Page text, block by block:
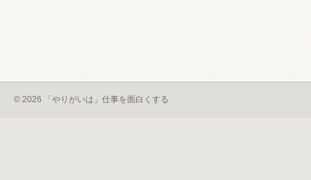
© 2026 「やりがいは」仕事を面白くする